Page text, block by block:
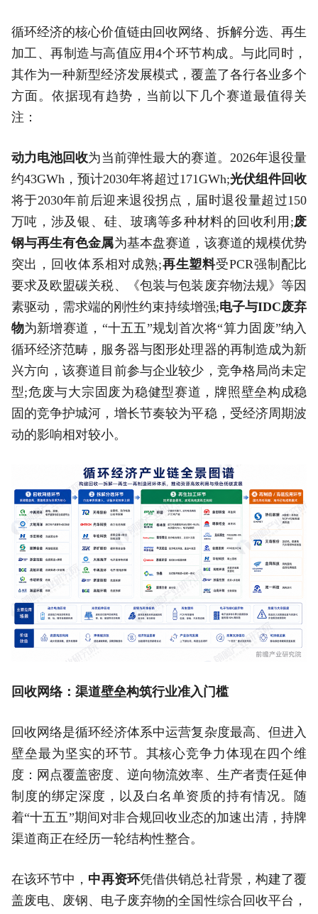
循环经济的核心价值链由回收网络、拆解分选、再生
加工、再制造与高值应用4个环节构成。与此同时，
其作为一种新型经济发展模式，覆盖了各行各业多个
方面。依据现有趋势，当前以下几个赛道最值得关
注：
动力电池回收为当前弹性最大的赛道。2026年退役量
约43GWh，预计2030年将超过171GWh;光伏组件回收
将于2030年前后迎来退役拐点，届时退役量超过150
万吨，涉及银、硅、玻璃等多种材料的回收利用;废
钢与再生有色金属为基本盘赛道，该赛道的规模优势
突出，回收体系相对成熟;再生塑料受PCR强制配比
要求及欧盟碳关税、《包装与包装废弃物法规》等因
素驱动，需求端的刚性约束持续增强;电子与IDC废弃
物为新增赛道，“十五五”规划首次将“算力固废”纳入
循环经济范畴，服务器与图形处理器的再制造成为新
兴方向，该赛道目前参与企业较少，竞争格局尚未定
型;危废与大宗固废为稳健型赛道，牌照壁垒构成稳
固的竞争护城河，增长节奏较为平稳，受经济周期波
动的影响相对较小。
回收网络：渠道壁垒构筑行业准入门槛
回收网络是循环经济体系中运营复杂度最高、但进入
壁垒最为坚实的环节。其核心竞争力体现在四个维
度：网点覆盖密度、逆向物流效率、生产者责任延伸
制度的绑定深度，以及白名单资质的持有情况。随
着“十五五”期间对非合规回收业态的加速出清，持牌
渠道商正在经历一轮结构性整合。
在该环节中， 中再资环凭借供销总社背景，构建了覆
盖废电、废钢、电子废弃物的全国性综合回收平台，